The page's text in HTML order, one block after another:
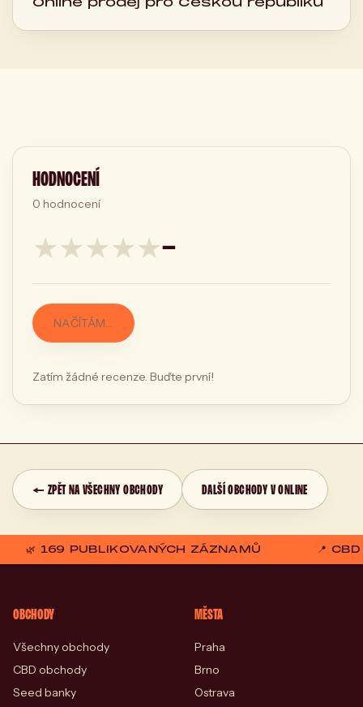
HODNOCENÍ
0 hodnocení
★★★★★—
NAČÍTÁM…
Zatím žádné recenze. Buďte první!
← ZPĚT NA VŠECHNY OBCHODY DALŠÍ OBCHODY V ONLINE
🌿 169 PUBLIKOVANÝCH ZÁZNAMŮ 📍
OBCHODY
Všechny obchody
CBD obchody
Seed banky
MĚSTA
Praha
Brno
Ostrava